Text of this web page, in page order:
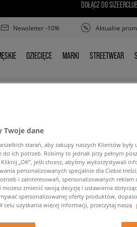
DOŁĄCZ DO SIZEERCLUB
Newsletter -10% Aktualne
DZIECIĘCE
DZIECIĘCE MARKI
MARKI STREETWEAR
STREETWEAR
wyszukanej frazy.
POWRÓT DO
Twoje dane
starań, aby zakupy naszych Klientów
do ich potrzeb. Robimy to jednak przy pełnym
„OK”, jeśli chcesz, abyśmy wykorzystywali
personalizowanych specjalnie dla Ciebie
i zainteresowań, spersonalizowanych
możesz zmienić swoją decyzję i ustawienia
spersonalizowanej oferty produktów,
celu uzyskania więcej informacji, przeczytaj naszą